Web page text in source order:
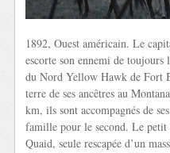
1892, Ouest américain. Le
escorte son ennemi de toujours
du Nord Yellow Hawk de Fort
terre de ses ancêtres au
km, ils sont accompagnés de
famille pour le second. Le petit
Quaid, seule rescapée d’un